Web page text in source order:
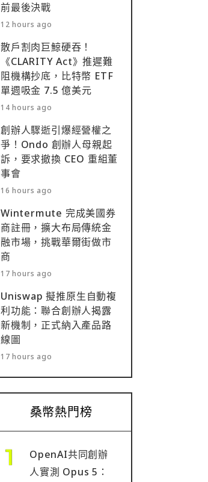
前最後決戰
12 hours ago
散戶割肉巨鯨硬吞！
《CLARITY Act》推遲難
阻機構抄底，比特幣 ETF
單週吸金 7.5 億美元
14 hours ago
創辦人驟逝引爆經營權之
爭！Ondo 創辦人母親起
訴，要求撤換 CEO 重組董
事會
16 hours ago
Wintermute 完成美國券
商註冊，擴大布局傳統金
融市場，挑戰華爾街做市
商
17 hours ago
Uniswap 擬推原生自動複
利功能：聯合創辦人揭露
新機制，正式納入產品路
線圖
17 hours ago
桑幣熱門榜
OpenAI共同創辦
人實測 Opus 5：